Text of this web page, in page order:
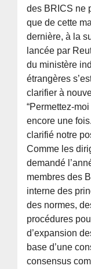
des BRICS ne
que de cette
dernière, à la
lancée par
du ministère
étrangères
clarifier à
“Permettez-
encore une
clarifié notre
Comme les
demandé
membres des
interne des
des normes,
procédures
d’expansion
base d’une
consensus